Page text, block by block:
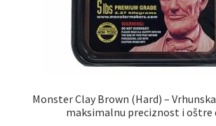
Monster Clay Brown (Hard) –
maksimalnu preciznost i oštre